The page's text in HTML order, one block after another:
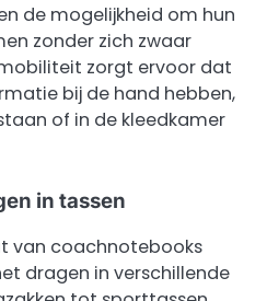
de mogelijkheid om hun
zonder zich zwaar
zorgt ervoor dat
bij de hand hebben,
of in de kleedkamer
in tassen
van coachnotebooks
dragen in verschillende